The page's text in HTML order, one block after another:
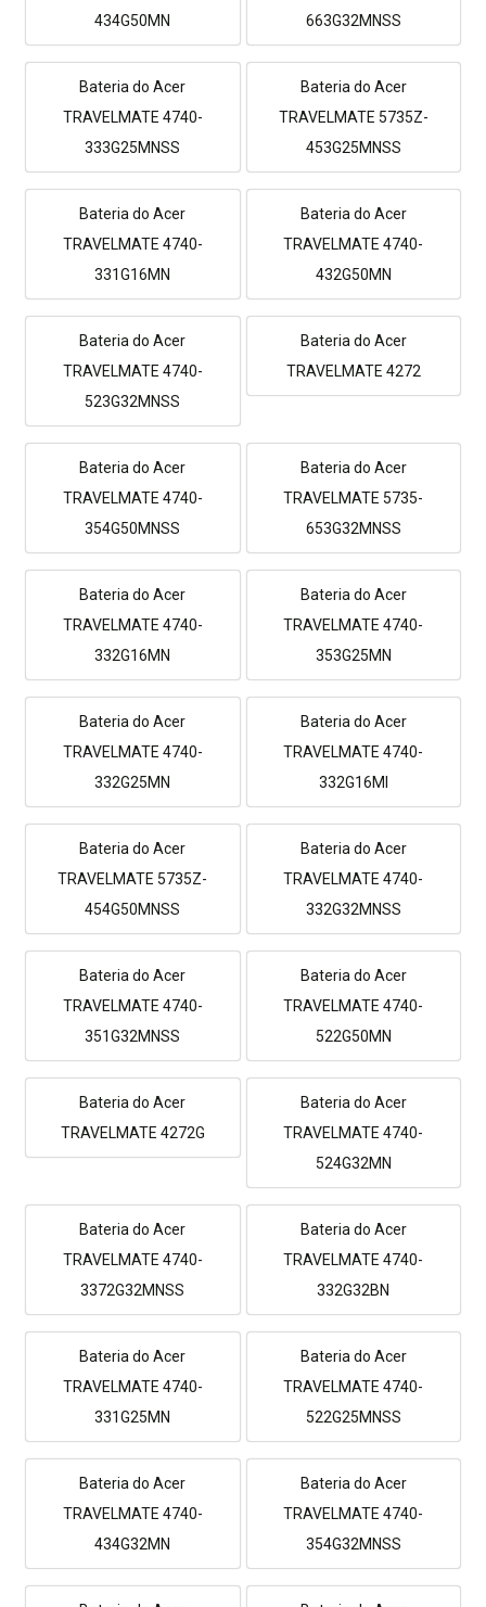
434G50MN 663G32MNSS
Bateria do Acer
TRAVELMATE 4740-
333G25MNSS
Bateria do Acer
TRAVELMATE 5735Z-
453G25MNSS
Bateria do Acer
TRAVELMATE 4740-
331G16MN
Bateria do Acer
TRAVELMATE 4740-
432G50MN
Bateria do Acer
TRAVELMATE 4740-
523G32MNSS
Bateria do Acer
TRAVELMATE 4272
Bateria do Acer
TRAVELMATE 4740-
354G50MNSS
Bateria do Acer
TRAVELMATE 5735-
653G32MNSS
Bateria do Acer
TRAVELMATE 4740-
332G16MN
Bateria do Acer
TRAVELMATE 4740-
353G25MN
Bateria do Acer
TRAVELMATE 4740-
332G25MN
Bateria do Acer
TRAVELMATE 4740-
332G16MI
Bateria do Acer
TRAVELMATE 5735Z-
454G50MNSS
Bateria do Acer
TRAVELMATE 4740-
332G32MNSS
Bateria do Acer
TRAVELMATE 4740-
351G32MNSS
Bateria do Acer
TRAVELMATE 4740-
522G50MN
Bateria do Acer
TRAVELMATE 4272G
Bateria do Acer
TRAVELMATE 4740-
524G32MN
Bateria do Acer
TRAVELMATE 4740-
3372G32MNSS
Bateria do Acer
TRAVELMATE 4740-
332G32BN
Bateria do Acer
TRAVELMATE 4740-
331G25MN
Bateria do Acer
TRAVELMATE 4740-
522G25MNSS
Bateria do Acer
TRAVELMATE 4740-
434G32MN
Bateria do Acer
TRAVELMATE 4740-
354G32MNSS